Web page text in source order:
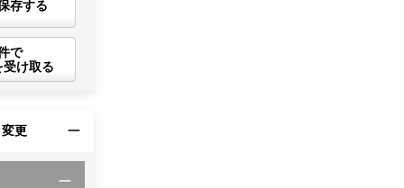
存する
で
受け取る
更